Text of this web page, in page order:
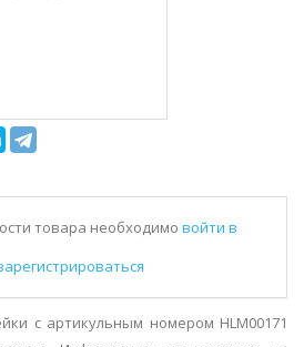
товара необходимо войти в
с артикульным номером HLM00171